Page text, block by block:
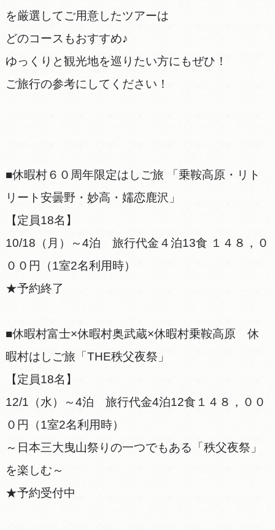
を厳選してご用意したツアーは
どのコースもおすすめ♪
ゆっくりと観光地を巡りたい方にもぜひ！
ご旅行の参考にしてください！
■休暇村６０周年限定はしご旅 「乗鞍高原・リト
リート安曇野・妙高・嬬恋鹿沢」
【定員18名】
10/18（月）～4泊 旅行代金４泊13食 １４８，０
００円（1室2名利用時）
★予約終了
■休暇村富士×休暇村奥武蔵×休暇村乗鞍高原 休
暇村はしご旅「THE秩父夜祭」
【定員18名】
12/1（水）～4泊 旅行代金4泊12食１４８，００
０円（1室2名利用時）
～日本三大曳山祭りの一つでもある「秩父夜祭」
を楽しむ～
★予約受付中